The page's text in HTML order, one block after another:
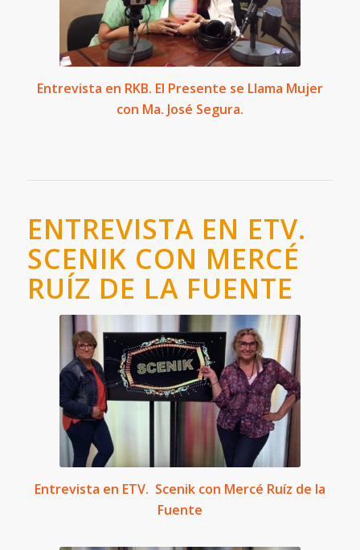
Entrevista en RKB. El Presente se Llama Mujer
con Ma. José Segura.
ENTREVISTA EN ETV.
SCENIK CON MERCÉ
RUÍZ DE LA FUENTE
Entrevista en ETV. Scenik con Mercé Ruíz de la
Fuente